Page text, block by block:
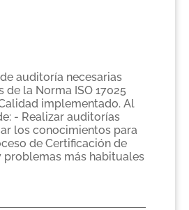
auditoría necesarias
la Norma ISO 17025
implementado. Al
- Realizar auditorías
los conocimientos para
de Certificación de
más habituales